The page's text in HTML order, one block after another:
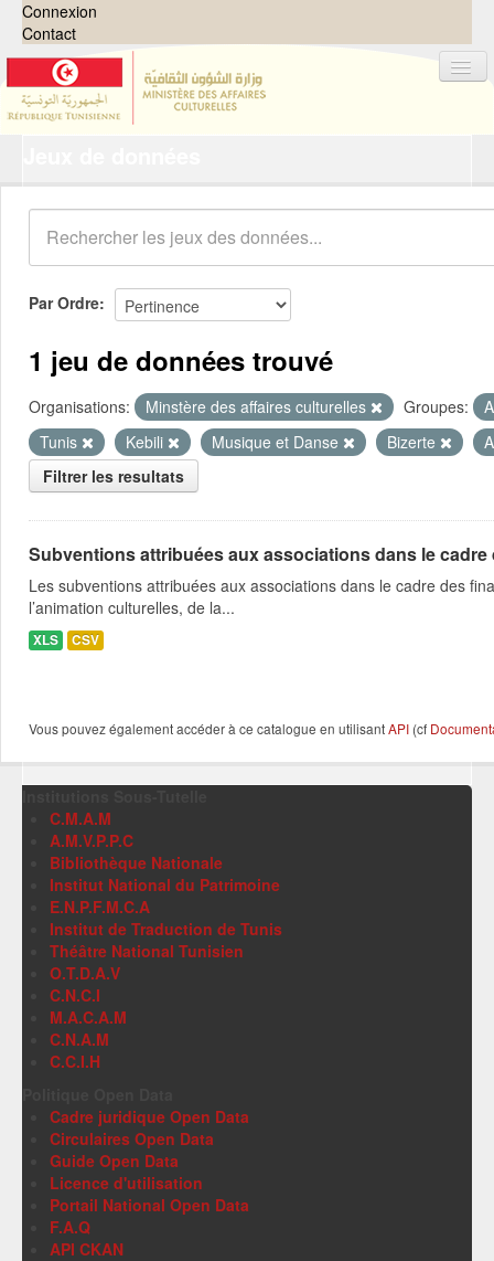
Connexion
Contact
Organisations
Groupes
Demandes 0
À propos
Par Ordre
1 jeu de données trouvé
Organisations: Minstère des affaires culturelles Groupes:
Tunis
Kebili Musique et Danse Bizerte
Filtrer les resultats
Subventions attribuées aux associations dans le
Les subventions attribuées aux associations dans le cadre des
l’animation culturelles, de la...
XLS CSV
Vous pouvez également accéder à ce catalogue en utilisantAPI (cf
C.M.A.M
A.M.V.P.P.C
Bibliothèque Nationale
Institut National du Patrimoine
E.N.P.F.M.C.A
Institut de Traduction de Tunis
Théâtre National Tunisien
O.T.D.A.V
C.N.C.I
M.A.C.A.M
C.N.A.M
C.C.I.H
Cadre juridique Open Data
Circulaires Open Data
Guide Open Data
Licence d'utilisation
Portail National Open Data
F.A.Q
API CKAN